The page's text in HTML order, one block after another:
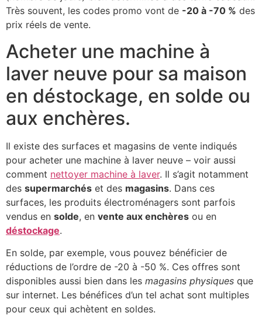
Très souvent, les codes promo vont de -20 à -70 % des
prix réels de vente.
Acheter une machine à
laver neuve pour sa maison
en déstockage, en solde ou
aux enchères.
Il existe des surfaces et magasins de vente indiqués
pour acheter une machine à laver neuve – voir aussi
comment nettoyer machine à laver. Il s’agit notamment
des supermarchés et des magasins. Dans ces
surfaces, les produits électroménagers sont parfois
vendus en solde, en vente aux enchères ou en
déstockage.
En solde, par exemple, vous pouvez bénéficier de
réductions de l’ordre de -20 à -50 %. Ces offres sont
disponibles aussi bien dans les magasins physiques que
sur internet. Les bénéfices d’un tel achat sont multiples
pour ceux qui achètent en soldes.